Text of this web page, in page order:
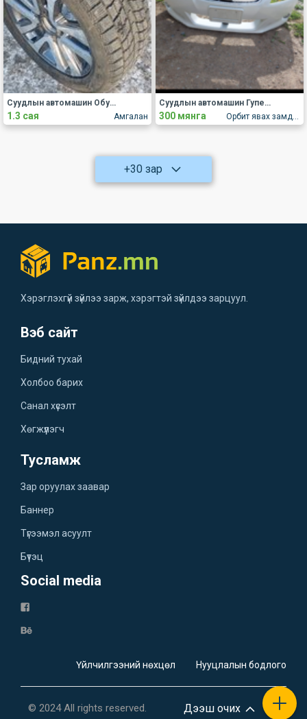
Амгалан
Суудлын автомашин Обуд, дугуй
1.3 сая
Суудлын автомашин Гупер, капот, хаалга, крылья
300 мянга
+30 зар
Хэрэглэхгүй зүйлээ зарж, хэрэгтэй зүйлдээ зарцуул.
Вэб сайт
Бидний тухай
Холбоо барих
Санал хүсэлт
Хөгжүүлэгч
Тусламж
Зар оруулах заавар
Баннер
Түгээмэл асуулт
Бүтэц
Social media
Үйлчилгээний нөхцөл Нууцлалын бодлого
© 2024 All rights reserved. Дээш очих